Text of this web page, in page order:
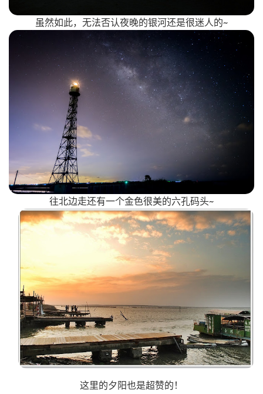
虽然如此，无法否认夜晚的银河还是很迷人的~
往北边走还有一个金色很美的六孔码头~
这里的夕阳也是超赞的！